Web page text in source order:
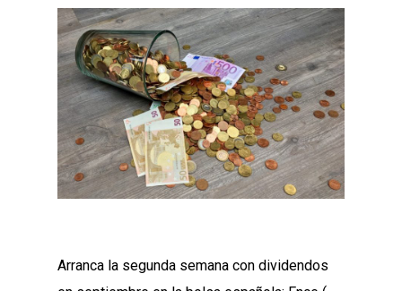
Arranca la segunda semana con dividendos